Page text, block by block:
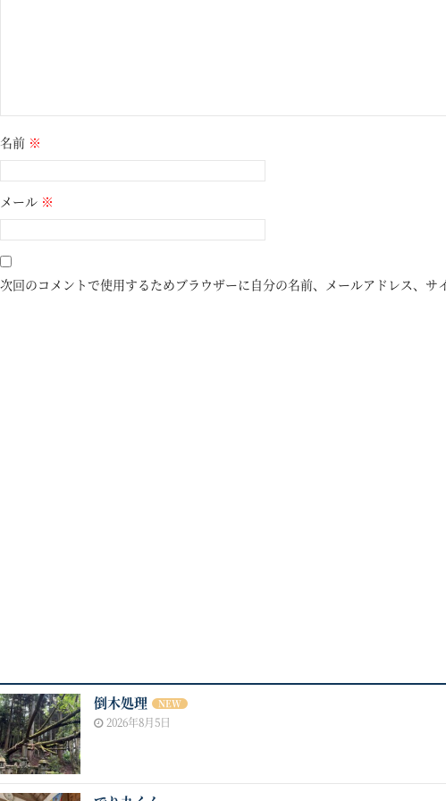
名前 ※
メール ※
次回のコメントで使用するためブラウザーに自分の名前、メールアドレス、サ
倒木処理 NEW
2026年8月5日